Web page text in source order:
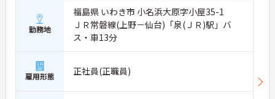
ンスを大切にできる環境です】
・基本土日休みで年間休日116日が確保されており
日勤のみのお仕事のため生活リズムを整えやすいで
・毎月付与されるリフレッシュ休暇を活用し連休の
取得も可能でプライベートの時間もしっかりと確保
できます
・くるみん認定企業として未就学児向けのこども休
暇や育休取得実績など子育てと両立しやすい制度が
勤務地
福島県 いわき市 小名浜大原字小屋35-1
ＪＲ常磐線(上野－仙台)「泉(ＪＲ)駅」バ
ス・車13分
雇用形態 正社員(正職員)